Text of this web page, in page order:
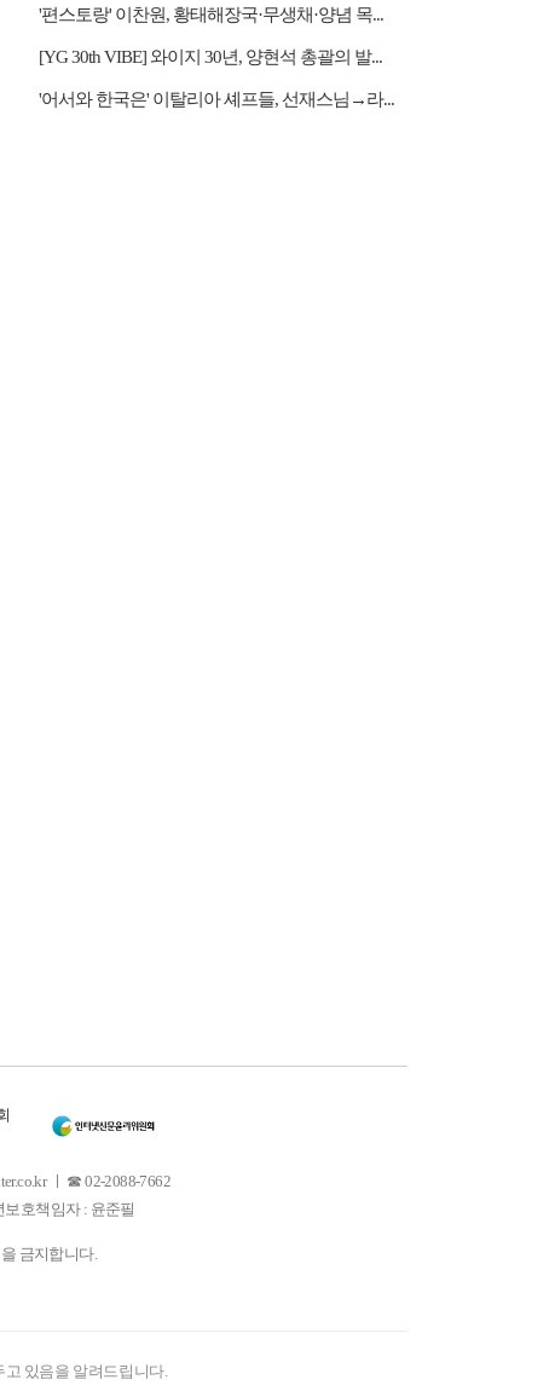
'편스토랑' 이찬원, 황태해장국·무생채·양념 목...
[YG 30th VIBE] 와이지 30년, 양현석 총괄의 발...
'어서와 한국은' 이탈리아 셰프들, 선재스님→라...
ㅣ ☎ 02-2088-7662
보호책임자 : 윤준필
금지합니다.
있음을 알려드립니다.